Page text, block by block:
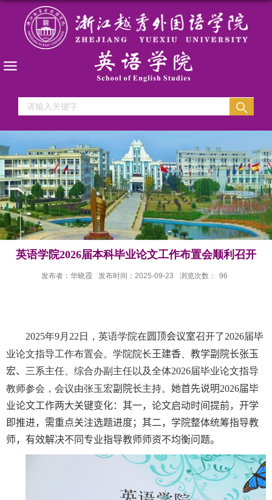
英语学院2026届本科毕业论文工作布置会顺利召开
发布者：华晓霞 发布时间：2025-09-23 浏览次数： 96
2025年9月 22 日，英语学院在 圆顶会议室召开了2026届毕
业论文指导工作布置会。学院院长王建香
教学副院长张玉
宏、 三系主任、综合办副主任以及全体2026届毕业论文指导
教师参会，会议由张玉宏副院长主持。 她首先说明2026届毕
业论文工作两大关键变化：其一，论文启动时间提前，开学
即推进，需重点关注选题进度；其二，学院整体统筹指导教
师，有效解决不同专业指导教师师资不均衡问题。